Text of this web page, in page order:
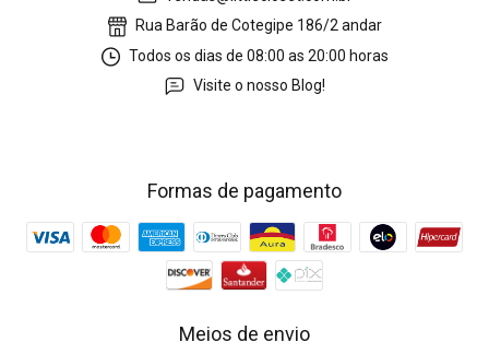
Rua Barão de Cotegipe 186/2 andar
Todos os dias de 08:00 as 20:00 horas
Visite o nosso Blog!
Formas de pagamento
Meios de envio